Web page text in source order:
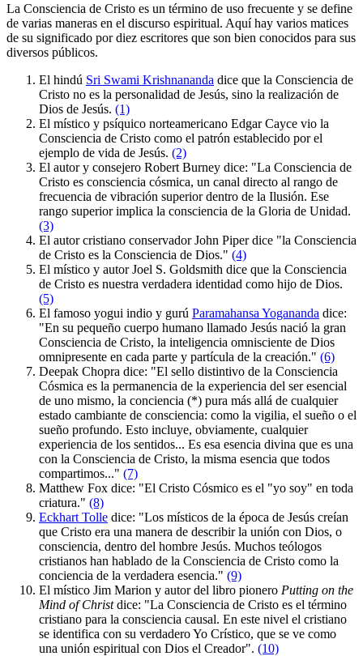
La Consciencia de Cristo es un término de uso frecuente y se define
de varias maneras en el discurso espiritual. Aquí hay varios matices
de su significado por diez escritores que son bien conocidos para sus
diversos públicos.
El hindú Sri Swami Krishnananda dice que la Consciencia de
Cristo no es la personalidad de Jesús, sino la realización de
Dios de Jesús. (1)
El místico y psíquico norteamericano Edgar Cayce vio la
Consciencia de Cristo como el patrón establecido por el
ejemplo de vida de Jesús. (2)
El autor y consejero Robert Burney dice: "La Consciencia de
Cristo es consciencia cósmica, un canal directo al rango de
frecuencia de vibración superior dentro de la Ilusión. Ese
rango superior implica la consciencia de la Gloria de Unidad.
(3)
El autor cristiano conservador John Piper dice "la Consciencia
de Cristo es la Consciencia de Dios." (4)
El místico y autor Joel S. Goldsmith dice que la Consciencia
de Cristo es nuestra verdadera identidad como hijo de Dios.
(5)
El famoso yogui indio y gurú Paramahansa Yogananda dice:
"En su pequeño cuerpo humano llamado Jesús nació la gran
Consciencia de Cristo, la inteligencia omnisciente de Dios
omnipresente en cada parte y partícula de la creación." (6)
Deepak Chopra dice: "El sello distintivo de la Consciencia
Cósmica es la permanencia de la experiencia del ser esencial
de uno mismo, la conciencia (*) pura más allá de cualquier
estado cambiante de consciencia: como la vigilia, el sueño o el
sueño profundo. Esto incluye, obviamente, cualquier
experiencia de los sentidos... Es esa esencia divina que es una
con la Consciencia de Cristo, la misma esencia que todos
compartimos..." (7)
Matthew Fox dice: "El Cristo Cósmico es el "yo soy" en toda
criatura." (8)
Eckhart Tolle dice: "Los místicos de la época de Jesús creían
que Cristo era una manera de describir la unión con Dios, o
consciencia, dentro del hombre Jesús. Muchos teólogos
cristianos han hablado de la Consciencia de Cristo como la
conciencia de la verdadera esencia." (9)
El místico Jim Marion y autor del libro pionero Putting on the
Mind of Christdice: "La Consciencia de Cristo es el término
cristiano para la consciencia causal. En este nivel el cristiano
se identifica con su verdadero Yo Crístico, que se ve como
una unión espiritual con Dios el Creador". (10)